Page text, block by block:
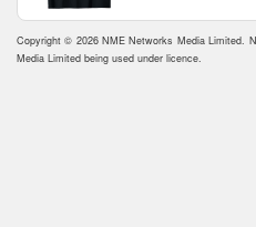
Copyright © 2026 NME Networks Media Limited.
Media Limited being used under licence.